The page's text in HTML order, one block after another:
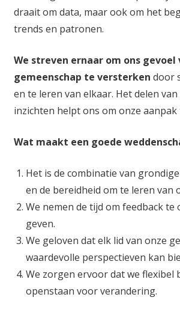
draait om data, maar ook om het
trends en patronen.
We streven ernaar om ons gevoel
gemeenschap te versterken door
en te leren van elkaar. Het delen
inzichten helpt ons om onze
Wat maakt een goede
Het is de combinatie van
en de bereidheid om te leren van
We nemen de tijd om feedback te
geven.
We geloven dat elk lid van onze
waardevolle perspectieven kan
We zorgen ervoor dat we flexibel
openstaan voor verandering.